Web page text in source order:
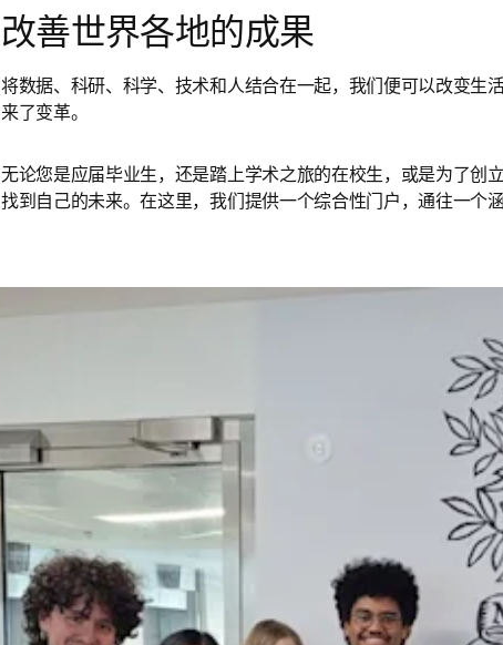
改善世界各地的成果
将数据、科研、科学、技术和人结合在一起，我们便可以改变生
来了变革。
无论您是应届毕业生，还是踏上学术之旅的在校生，或是为了创
找到自己的未来。在这里，我们提供一个综合性门户，通往一个